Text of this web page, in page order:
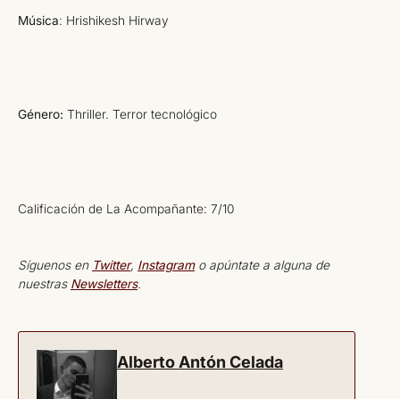
Música: Hrishikesh Hirway
Género: Thriller. Terror tecnológico
Calificación de La Acompañante: 7/10
Síguenos en Twitter, Instagramo apúntate a alguna de
nuestras Newsletters.
Alberto Antón Celada